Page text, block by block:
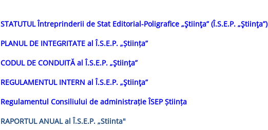
STATUTUL Întreprinderii de Stat Editorial-Poligrafice „Ştiinţa” (Î.S.E.P. „Ştiinţa”)
PLANUL DE INTEGRITATE al Î.S.E.P. „Știința”
CODUL DE CONDUITĂ al Î.S.E.P. „Ştiinţa”
REGULAMENTUL INTERN al Î.S.E.P. „Ştiinţa”
Regulamentul Consiliului de administrație ÎSEP Știința
RAPORTUL ANUAL al Î.S.E.P. „Stiinta"